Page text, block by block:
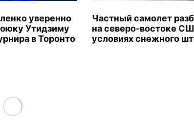
уверенно
Утидзиму
в Торонто
Частный самолет
на северо-востоке
условиях снежного
More